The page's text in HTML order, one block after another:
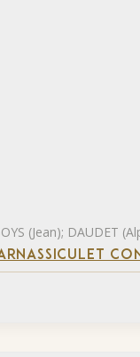
(Jean); DAUDET